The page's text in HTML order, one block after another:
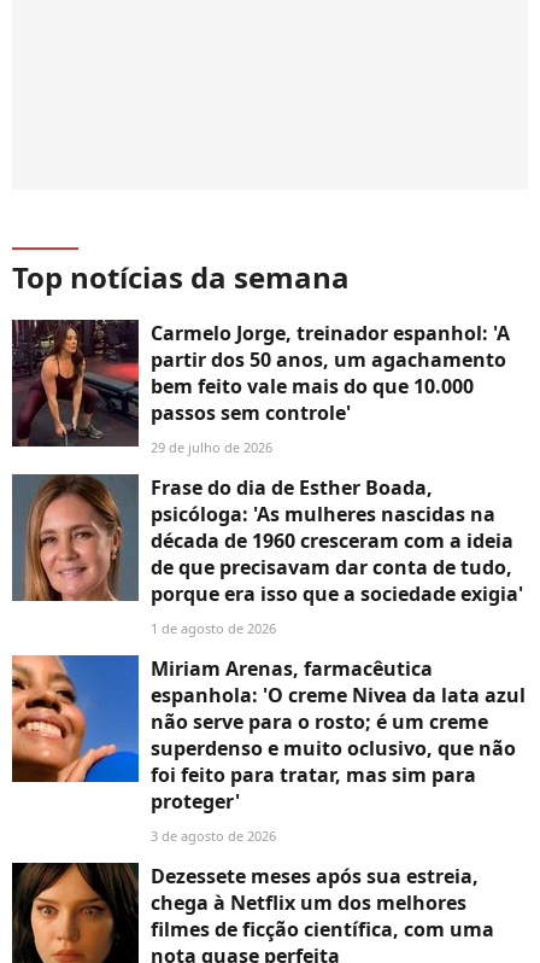
Top notícias da semana
Carmelo Jorge, treinador espanhol: 'A
partir dos 50 anos, um agachamento
bem feito vale mais do que 10.000
passos sem controle'
29 de julho de 2026
Frase do dia de Esther Boada,
psicóloga: 'As mulheres nascidas na
década de 1960 cresceram com a ideia
de que precisavam dar conta de tudo,
porque era isso que a sociedade exigia'
1 de agosto de 2026
Miriam Arenas, farmacêutica
espanhola: 'O creme Nivea da lata azul
não serve para o rosto; é um creme
superdenso e muito oclusivo, que não
foi feito para tratar, mas sim para
proteger'
3 de agosto de 2026
Dezessete meses após sua estreia,
chega à Netflix um dos melhores
filmes de ficção científica, com uma
nota quase perfeita